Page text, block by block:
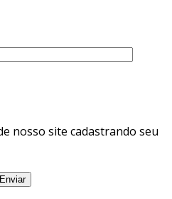
nosso site cadastrando seu